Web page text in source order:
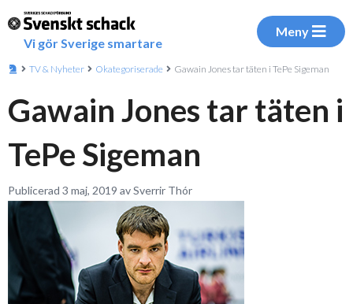
Vi gör Sverige smartare
Meny
TV & Nyheter Okategoriserade Gawain Jones tar täten i TePe Sigeman
Gawain Jones tar täten i
TePe Sigeman
Publicerad 3 maj, 2019 av Sverrir Thór